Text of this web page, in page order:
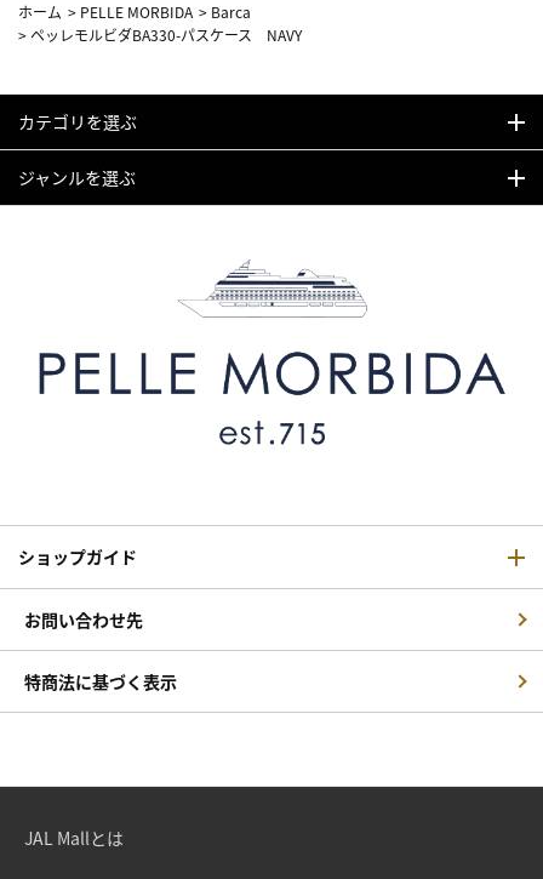
ホーム > PELLE MORBIDA > Barca
>ペッレモルビダBA330-パスケース NAVY
カテゴリを選ぶ
ジャンルを選ぶ
ショップガイド
お問い合わせ先
特商法に基づく表示
JAL Mallとは